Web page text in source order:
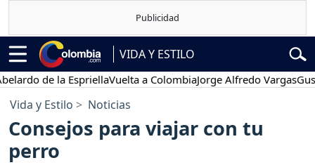
VIDA Y ESTILO
de la EspriellaVuelta a ColombiaJorge Alfredo VargasGustavo
Vida y Estilo Noticias
Consejos para viajar con tu
perro